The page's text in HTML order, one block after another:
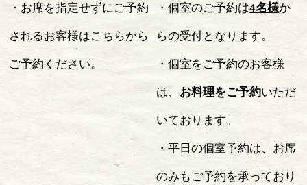
・お席を指定せずにご予約
されるお客様はこちらから
ご予約ください。
・個室のご予約は4名様か
らの受付となります。
・個室をご予約のお客様
は、 お料理をご予約いただ
いております。
・平日の個室予約は、お席
のみもご予約を承っており